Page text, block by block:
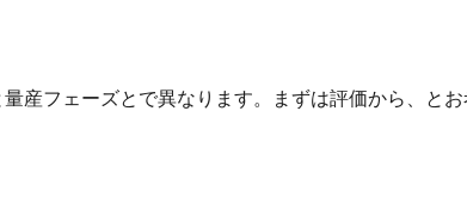
産フェーズとで異なります。まずは評価から、と